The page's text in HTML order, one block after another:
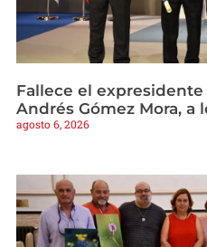
Fallece el expresidente
Andrés Gómez Mora, a
agosto 6, 2026